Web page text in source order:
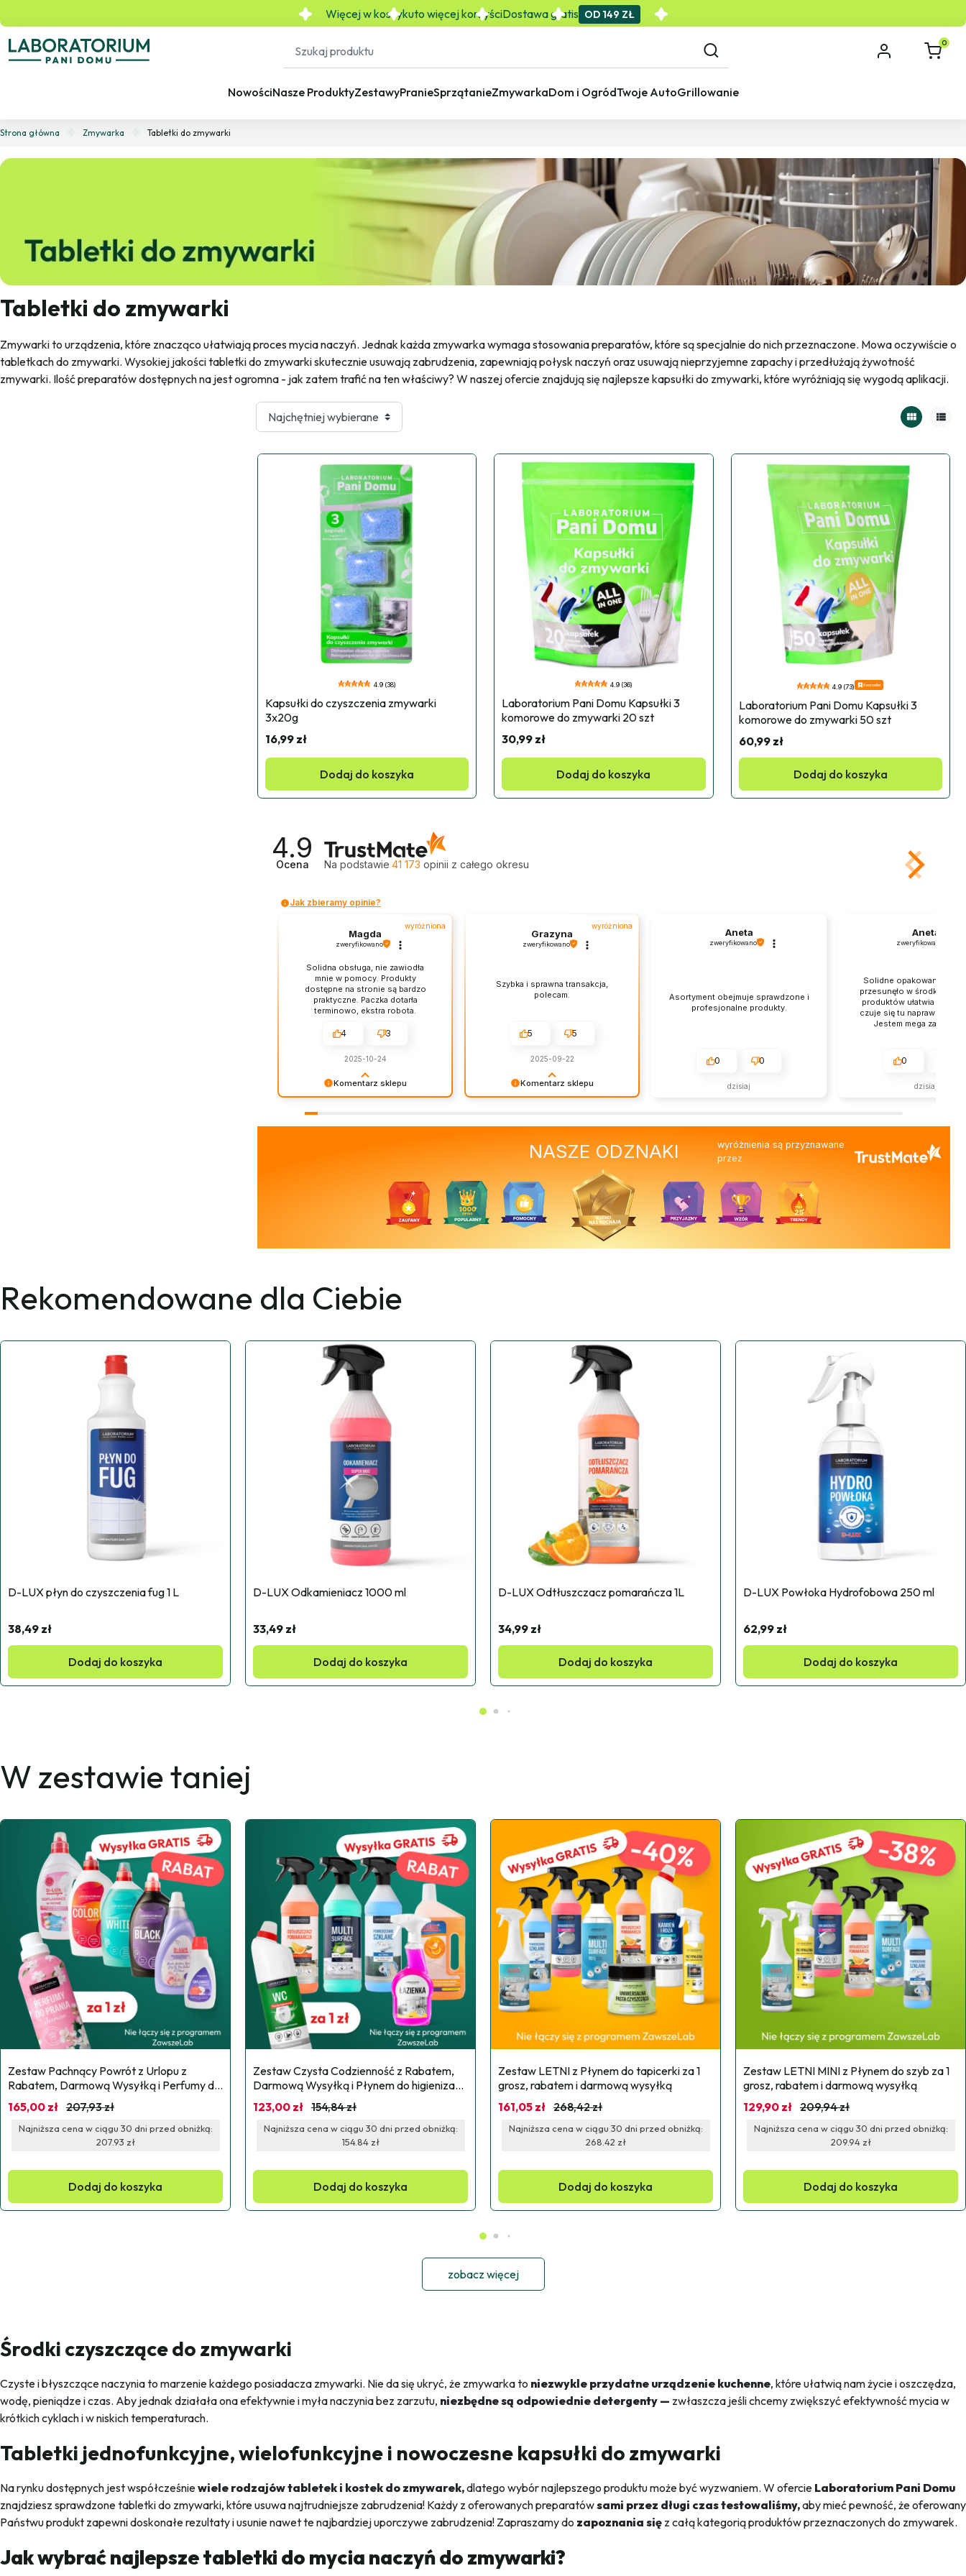
Więcej w koszykuto więcej korzyściDostawa gratis OD 149 ZŁ
0
NowościNasze ProduktyZestawyPranieSprzątanieZmywarkaDom i OgródTwoje AutoGrillowanie
Strona główna Zmywarka Tabletki do zmywarki
Tabletki do zmywarki
Zmywarki to urządzenia, które znacząco ułatwiają proces mycia naczyń. Jednak każda zmywarka wymaga stosowania preparatów, które są specjalnie do nich przeznaczone. Mowa oczywiście o
tabletkach do zmywarki. Wysokiej jakości tabletki do zmywarki skutecznie usuwają zabrudzenia, zapewniają połysk naczyń oraz usuwają nieprzyjemne zapachy i przedłużają żywotność
zmywarki. Ilość preparatów dostępnych na jest ogromna - jak zatem trafić na ten właściwy? W naszej ofercie znajdują się najlepsze kapsułki do zmywarki, które wyróżniają się wygodą aplikacji.
view_module view_list
4.9 (38)
Kapsułki do czyszczenia zmywarki
3x20g
16,99 zł
Dodaj do koszyka
4.9 (36)
Laboratorium Pani Domu Kapsułki 3
komorowe do zmywarki 20 szt
30,99 zł
Dodaj do koszyka
4.9 (73) Bestseller
Laboratorium Pani Domu Kapsułki 3
komorowe do zmywarki 50 szt
60,99 zł
Dodaj do koszyka
4.9
Ocena Na podstawie 41 173 opinii z całego okresu
Jak zbieramy opinie?
Komentarz sklepu
wyróżniona
Magda
zweryfikowano
Solidna obsługa, nie zawiodła
mnie w pomocy. Produkty
dostępne na stronie są bardzo
praktyczne. Paczka dotarła
terminowo, ekstra robota.
zrobiłam.
4 3
2025-10-24
Komentarz sklepu
doświadczeniem. Jesteśmy
szczęśliwi, że mamy takich
obsługa sklepu.
wyróżniona
Grazyna
zweryfikowano
Szybka i sprawna transakcja,
polecam.
5 5
2025-09-22
Aneta
zweryfikowano
Asortyment obejmuje sprawdzone i
profesjonalne produkty.
0 0
dzisiaj
Aneta
zweryfikowano
Solidne opakowanie, nic
przesunęło w środku.
produktów ułatwia
czuje się tu naprawdę
Jestem mega
0
dzisiaj
NASZE ODZNAKI
wyróżnienia są przyznawane
przez
Rekomendowane dla Ciebie
D-LUX płyn do czyszczenia fug 1 L
38,49 zł
Dodaj do koszyka
D-LUX Odkamieniacz 1000 ml
33,49 zł
Dodaj do koszyka
D-LUX Odtłuszczacz pomarańcza 1L
34,99 zł
Dodaj do koszyka
D-LUX Powłoka Hydrofobowa 250 ml
62,99 zł
Dodaj do koszyka
W zestawie taniej
Zestaw Pachnący Powrót z Urlopu z
Rabatem, Darmową Wysyłką i Perfumy do
prania za 1zł
165,00 zł 207,93 zł
Najniższa cena w ciągu 30 dni przed obniżką:
207.93 zł
Dodaj do koszyka
Zestaw Czysta Codzienność z Rabatem,
Darmową Wysyłką i Płynem do higienizacji
123,00 zł 154,84 zł
Najniższa cena w ciągu 30 dni przed obniżką:
154.84 zł
Dodaj do koszyka
Zestaw LETNI z Płynem do tapicerki za 1
grosz, rabatem i darmową wysyłką
161,05 zł 268,42 zł
Najniższa cena w ciągu 30 dni przed obniżką:
268.42 zł
Dodaj do koszyka
Zestaw LETNI MINI z Płynem do szyb za 1
grosz, rabatem i darmową wysyłką
129,90 zł 209,94 zł
Najniższa cena w ciągu 30 dni przed obniżką:
209.94 zł
Dodaj do koszyka
zobacz więcej
Środki czyszczące do zmywarki
Czyste i błyszczące naczynia to marzenie każdego posiadacza zmywarki. Nie da się ukryć, że zmywarka to niezwykle przydatne urządzenie kuchenne, które ułatwią nam życie i oszczędza,
wodę, pieniądze i czas. Aby jednak działała ona efektywnie i myła naczynia bez zarzutu, niezbędne są odpowiednie detergenty — zwłaszcza jeśli chcemy zwiększyć efektywność mycia w
krótkich cyklach i w niskich temperaturach.
Tabletki jednofunkcyjne, wielofunkcyjne i nowoczesne kapsułki do zmywarki
Na rynku dostępnych jest współcześniewiele rodzajów tabletek i kostek do zmywarek,dlatego wybór najlepszego produktu może być wyzwaniem. W ofercie Laboratorium Pani Domu
znajdziesz sprawdzone tabletki do zmywarki, które usuwa najtrudniejsze zabrudzenia! Każdy z oferowanych preparatówsami przez długi czas testowaliśmy,aby mieć pewność, że oferowany
Państwu produkt zapewni doskonałe rezultaty i usunie nawet te najbardziej uporczywe zabrudzenia! Zapraszamy do zapoznania się z całą kategorią produktów przeznaczonych do zmywarek.
Jak wybrać najlepsze tabletki do mycia naczyń do zmywarki?